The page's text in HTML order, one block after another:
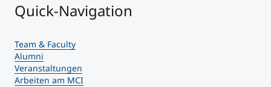
Quick-Navigation
Team & Faculty
Alumni
Veranstaltungen
Arbeiten am MCI